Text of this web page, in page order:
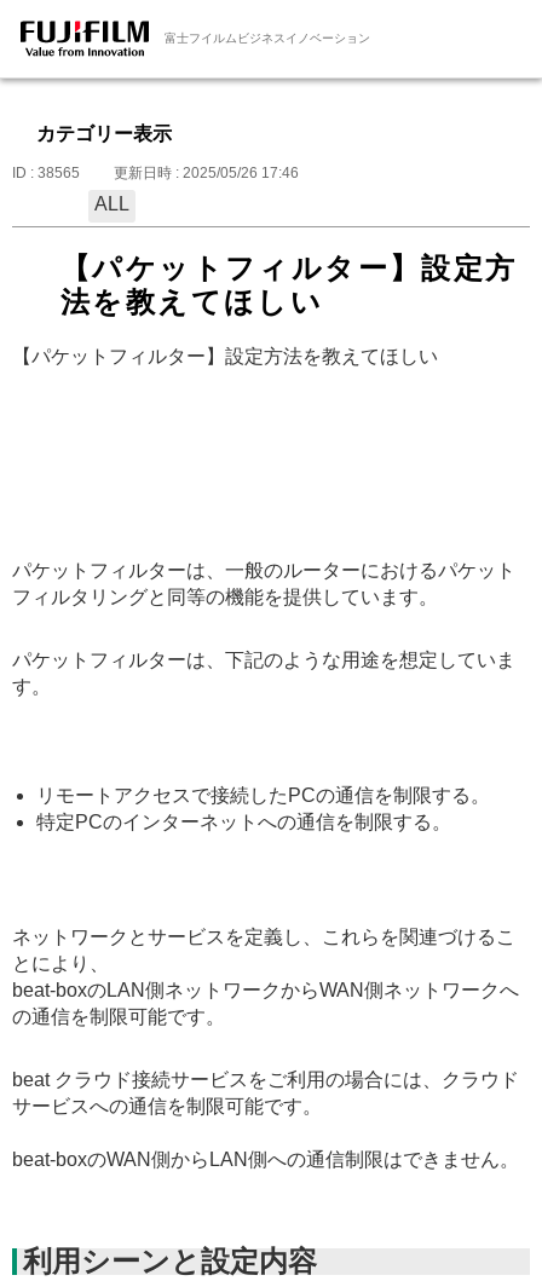
富士フイルムビジネスイノベーション
カテゴリー表示
ID : 38565 更新日時 : 2025/05/26 17:46
ALL
【パケットフィルター】設定方
法を教えてほしい
【パケットフィルター】設定方法を教えてほしい
パケットフィルターは、一般のルーターにおけるパケット
フィルタリングと同等の機能を提供しています。
パケットフィルターは、下記のような用途を想定していま
す。
リモートアクセスで接続したPCの通信を制限する。
特定PCのインターネットへの通信を制限する。
ネットワークとサービスを定義し、これらを関連づけるこ
とにより、
beat-boxのLAN側ネットワークからWAN側ネットワークへ
の通信を制限可能です。
beat クラウド接続サービスをご利用の場合には、クラウド
サービスへの通信を制限可能です。
beat-boxのWAN側からLAN側への通信制限はできません。
利用シーンと設定内容